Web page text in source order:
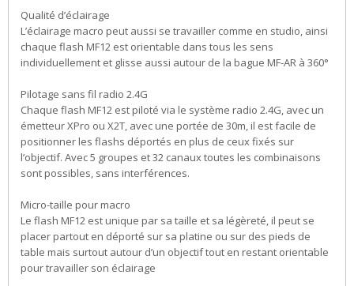
Qualité d’éclairage
L’éclairage macro peut aussi se travailler comme en studio, ainsi
chaque flash MF12 est orientable dans tous les sens
individuellement et glisse aussi autour de la bague MF-AR à 360°
Pilotage sans fil radio 2.4G
Chaque flash MF12 est piloté via le système radio 2.4G, avec un
émetteur XPro ou X2T, avec une portée de 30m, il est facile de
positionner les flashs déportés en plus de ceux fixés sur
l’objectif. Avec 5 groupes et 32 canaux toutes les combinaisons
sont possibles, sans interférences.
Micro-taille pour macro
Le flash MF12 est unique par sa taille et sa légèreté, il peut se
placer partout en déporté sur sa platine ou sur des pieds de
table mais surtout autour d’un objectif tout en restant orientable
pour travailler son éclairage